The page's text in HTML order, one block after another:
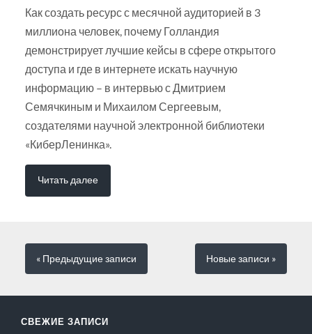
Как создать ресурс с месячной аудиторией в 3
миллиона человек, почему Голландия
демонстрирует лучшие кейсы в сфере открытого
доступа и где в интернете искать научную
информацию – в интервью с Дмитрием
Семячкиным и Михаилом Сергеевым,
создателями научной электронной библиотеки
«КиберЛенинка».
Читать далее
« Предыдущиезаписи Новыезаписи »
СВЕЖИЕ ЗАПИСИ